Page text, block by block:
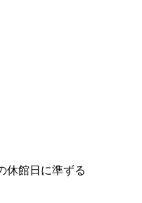
休館日に準ずる